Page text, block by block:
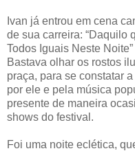
Ivan já entrou em cena
de sua carreira: “Daquilo
Todos Iguais Neste
Bastava olhar os rostos
praça, para se constatar
por ele e pela música
presente de maneira
shows do festival.
Foi uma noite eclética,